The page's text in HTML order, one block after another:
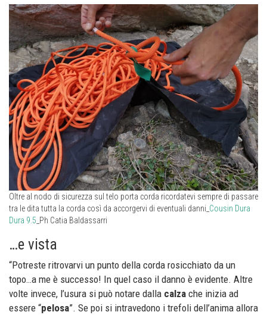
Oltre al nodo di sicurezza sul telo porta corda ricordatevi sempre di passare
tra le dita tutta la corda così da accorgervi di eventuali danni_ Cousin Dura
Dura 9.5 _Ph Catia Baldassarri
…e vista
“Potreste ritrovarvi un punto della corda rosicchiato da un
topo…a me è successo! In quel caso il danno è evidente. Altre
volte invece, l’usura si può notare dalla calza che inizia ad
essere “pelosa”. Se poi si intravedono i trefoli dell’anima allora